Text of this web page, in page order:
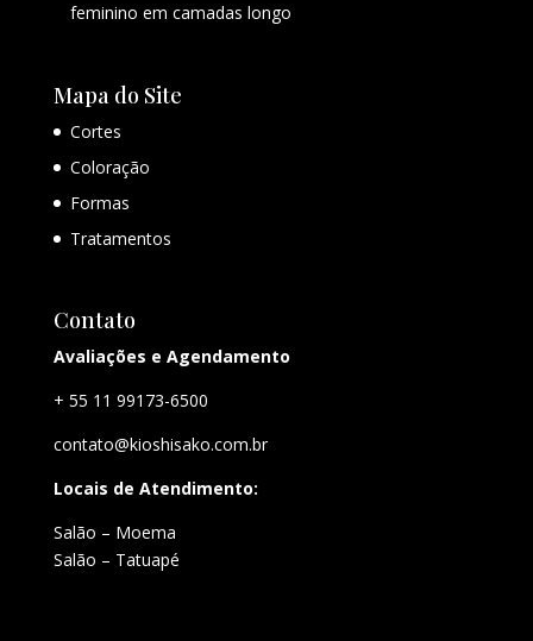
feminino em camadas longo
Mapa do Site
Cortes
Coloração
Formas
Tratamentos
Contato
Avaliações e Agendamento
+ 55 11 99173-6500
contato@kioshisako.com.br
Locais de Atendimento:
Salão – Moema
Salão – Tatuapé